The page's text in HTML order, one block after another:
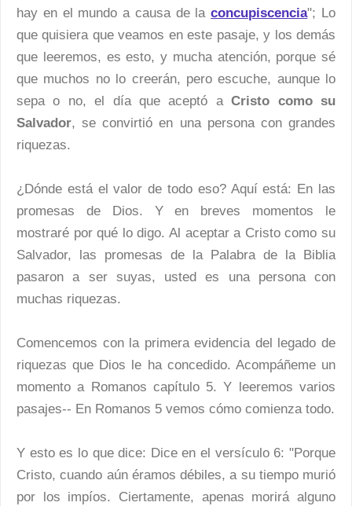
hay en el mundo a causa de laconcupiscencia"; Lo
que quisiera que veamos en este pasaje, y los demás
que leeremos, es esto, y mucha atención, porque sé
que muchos no lo creerán, pero escuche, aunque lo
sepa o no, el día que aceptó aCristo como su
Salvador, se convirtió en una persona con grandes
riquezas.
¿Dónde está el valor de todo eso? Aquí está: En las
promesas de Dios. Y en breves momentos le
mostraré por qué lo digo. Al aceptar a Cristo como su
Salvador, las promesas de la Palabra de la Biblia
pasaron a ser suyas, usted es una persona con
muchas riquezas.
Comencemos con la primera evidencia del legado de
riquezas que Dios le ha concedido. Acompáñeme un
momento a Romanos capítulo 5. Y leeremos varios
pasajes-- En Romanos 5 vemos cómo comienza todo.
Y esto es lo que dice: Dice en el versículo 6: "Porque
Cristo, cuando aún éramos débiles, a su tiempo murió
por los impíos. Ciertamente, apenas morirá alguno